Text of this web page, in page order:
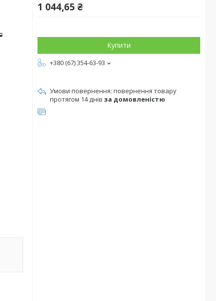
1 044,65 ₴
Купити
+380 (67) 354-63-93
повернення товару
протягом 14 днів за домовленістю